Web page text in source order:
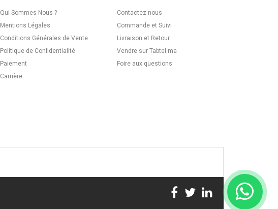
Qui Sommes-Nous ?
Mentions Légales
Conditions Générales de Vente
Politique de Confidentialité
Paiement
Carrière
Contactez-nous
Commande et Suivi
Livraison et Retour
Vendre sur Tabtel.ma
Foire aux questions